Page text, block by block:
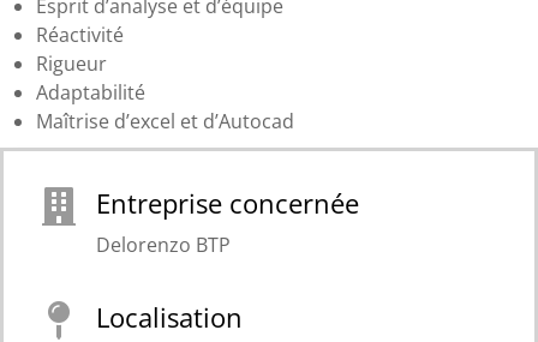
Esprit d’analyse et d’équipe
Réactivité
Rigueur
Adaptabilité
Maîtrise d’excel et d’Autocad
Entreprise concernée
Delorenzo BTP
Localisation